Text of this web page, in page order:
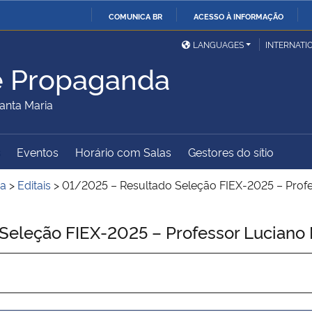
O
COMUNICA BR ACESSO À INFORMAÇÃO
Ministério da Defesa
Ministério das Relações
Exteriores
Ministério da Cidadania Ministério da Saúde
Ministério do
Desenvolvimento Regional
Controladoria-Geral da
União
Advocacia-Geral da União Banco Central do Brasil
LANGUAGES
Maria
Eventos Horário com Salas Gestores do sítio
> Editais >01/2025 – Resultado Seleção FIEX-2025 –
FIEX-2025 – Professor Luciano